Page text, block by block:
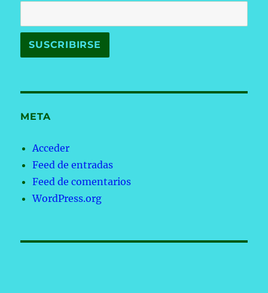
META
Acceder
Feed de entradas
Feed de comentarios
WordPress.org